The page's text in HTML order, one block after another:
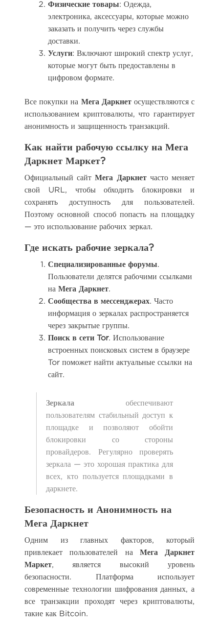
Физические товары: Одежда,
электроника, аксессуары, которые можно
заказать и получить через службы
доставки.
Услуги: Включают широкий спектр услуг,
которые могут быть предоставлены в
цифровом формате.
Все покупки на Мега Даркнетосуществляются с
использованием криптовалюты, что гарантирует
анонимность и защищенность транзакций.
Как найти рабочую ссылку на Мега
Даркнет Маркет?
Официальный сайтМега Даркнетчасто меняет
свой URL, чтобы обходить блокировки и
сохранять доступность для пользователей.
Поэтому основной способ попасть на площадку
— это использование рабочих зеркал.
Где искать рабочие зеркала?
Специализированные форумы.
Пользователи делятся рабочими ссылками
на Мега Даркнет.
Сообщества в мессенджерах. Часто
информация о зеркалах распространяется
через закрытые группы.
Поиск в сети Tor. Использование
встроенных поисковых систем в браузере
Tor поможет найти актуальные ссылки на
сайт.
Зеркала обеспечивают
пользователям стабильный доступ к
площадке и позволяют обойти
блокировки со стороны
провайдеров. Регулярно проверять
зеркала — это хорошая практика для
всех, кто пользуется площадками в
даркнете.
Безопасность и Анонимность на
Мега Даркнет
Одним из главных факторов, который
привлекает пользователей на Мега Даркнет
Маркет, является высокий уровень
безопасности. Платформа использует
современные технологии шифрования данных, а
все транзакции проходят через криптовалюты,
такие как Bitcoin.